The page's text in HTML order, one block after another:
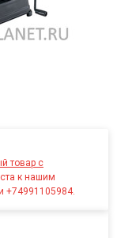
товар с
к нашим
+74991105984.